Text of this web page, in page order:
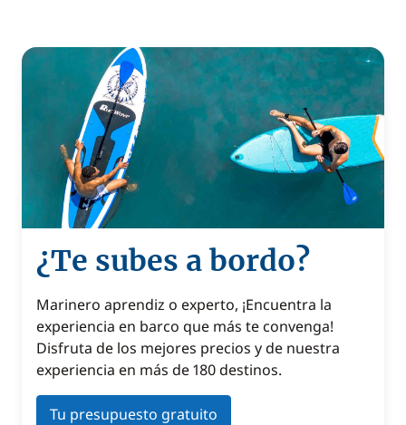
¿Te subes a bordo?
Marinero aprendiz o experto, ¡Encuentra la
experiencia en barco que más te convenga!
Disfruta de los mejores precios y de nuestra
experiencia en más de 180 destinos.
Tu presupuesto gratuito